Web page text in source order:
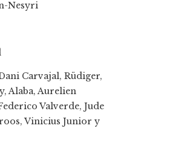
Nesyri
Carvajal, Rüdiger,
Alaba, Aurelien
Valverde, Jude
Vinicius Junior y